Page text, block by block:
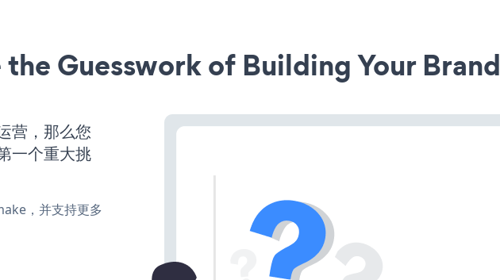
the Guesswork of Building Your Brand
营，那么您
一个重大挑
，并支持更多